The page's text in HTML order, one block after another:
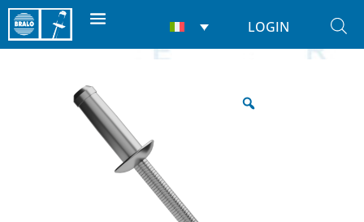
LOGIN
Home Strutturali / Hardlock